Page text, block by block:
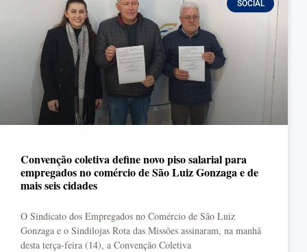
SOCIAL
Convenção coletiva define novo piso salarial para
empregados no comércio de São Luiz Gonzaga e de
mais seis cidades
O Sindicato dos Empregados no Comércio de São Luiz
Gonzaga e o Sindilojas Rota das Missões assinaram, na manhã
desta terça-feira (14), a Convenção Coletiva